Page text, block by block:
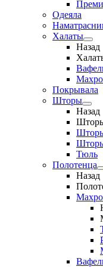
Одеяла
Халаты
Назад
Покрывала
Шторы
Назад
Тюль
Полотенца
Назад